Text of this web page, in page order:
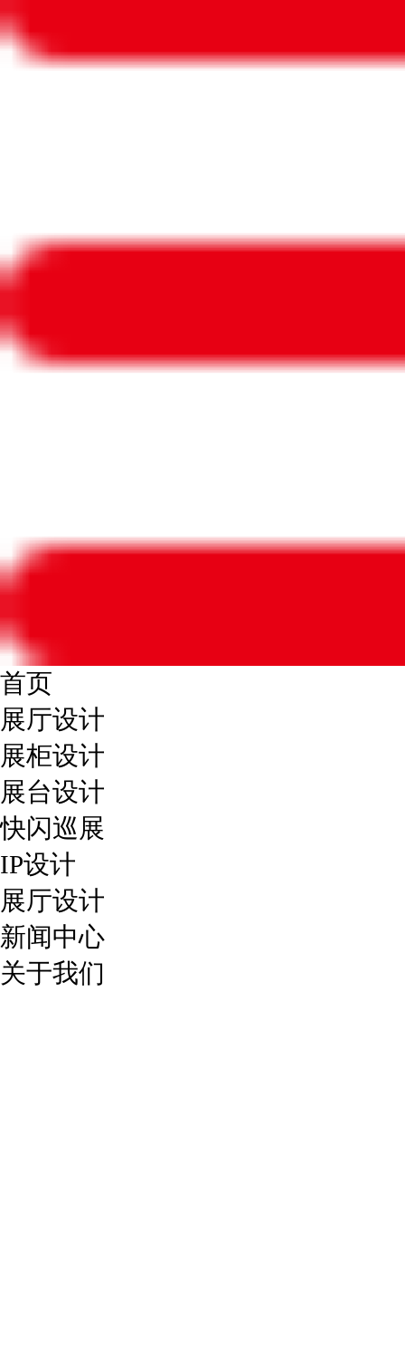
首页
展厅设计
展柜设计
展台设计
快闪巡展
IP设计
展厅设计
新闻中心
关于我们